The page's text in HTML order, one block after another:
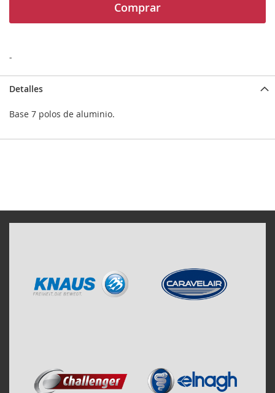
Comprar
-
Detalles
Base 7 polos de aluminio.